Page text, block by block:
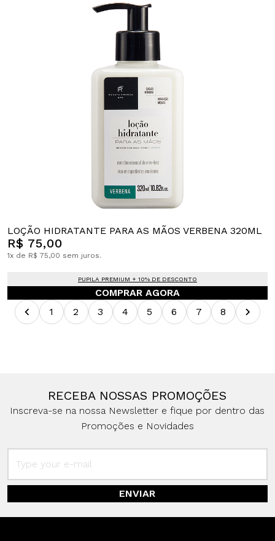
LOÇÃO HIDRATANTE PARA AS MÃOS VERBENA 320ML
R$ 75,00
1x de R$ 75,00 sem juros.
PUPILA PREMIUM + 10% DE DESCONTO
COMPRAR AGORA
1
2 3 4 5 6 7 8
RECEBA NOSSAS PROMOÇÕES
Inscreva-se na nossa Newsletter e fique por dentro das
Promoções e Novidades
ENVIAR